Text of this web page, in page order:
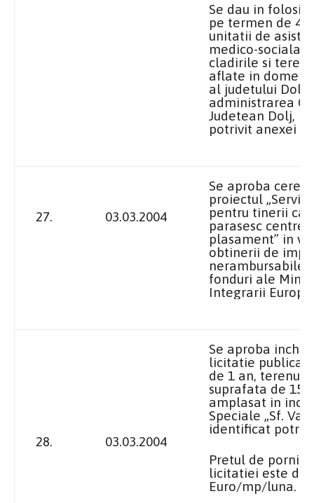
Se dau in
pe termen de 49
unitatii de
medico-sociala
cladirile si
aflate in
al judetului Dolj
administrarea
Judetean Dolj,
potrivit anexei
27. 03.03.2004
Se aproba
proiectul
pentru tinerii
parasesc
plasament” in
obtinerii de
nerambursabile
fonduri ale
Integrarii
28. 03.03.2004
Se aproba
licitatie publica
de 1 an, terenul
suprafata de 15
amplasat in
Speciale „Sf.
identificat
Pretul de
licitatiei este de
Euro/mp/luna.